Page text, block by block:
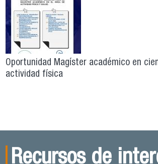
Oportunidad Magíster académico en
actividad física
Recursos de